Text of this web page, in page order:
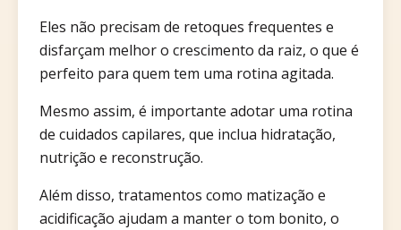
Eles não precisam de retoques frequentes e
disfarçam melhor o crescimento da raiz, o que é
perfeito para quem tem uma rotina agitada.
Mesmo assim, é importante adotar uma rotina
de cuidados capilares, que inclua hidratação,
nutrição e reconstrução.
Além disso, tratamentos como matização e
acidificação ajudam a manter o tom bonito, o